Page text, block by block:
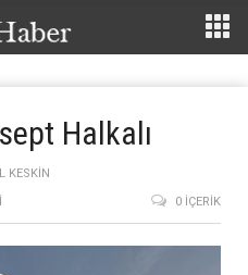
Halkalı
KESKIN
0 İÇERIK